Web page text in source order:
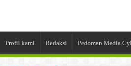
Profil kami Redaksi Pedoman Media